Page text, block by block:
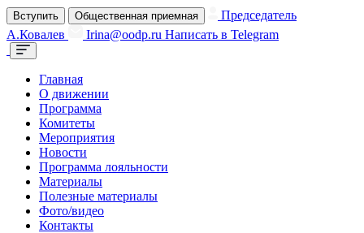
Вступить Общественная приемная
Председатель
А.Ковалев
Irina@oodp.ru Написать в Telegram
Главная
О движении
Программа
Комитеты
Мероприятия
Новости
Программа лояльности
Материалы
Полезные материалы
Фото/видео
Контакты